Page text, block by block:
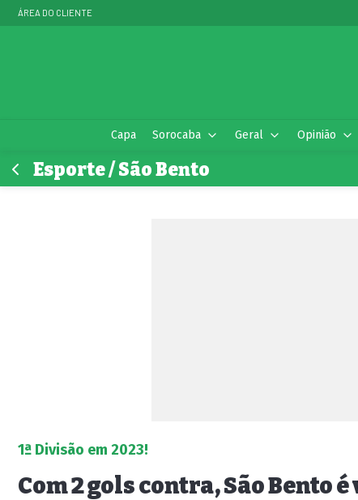
ÁREA DO CLIENTE
Capa Sorocaba Geral Opinião
Esporte / São Bento
1ª Divisão em 2023!
Com 2 gols contra, São Bento